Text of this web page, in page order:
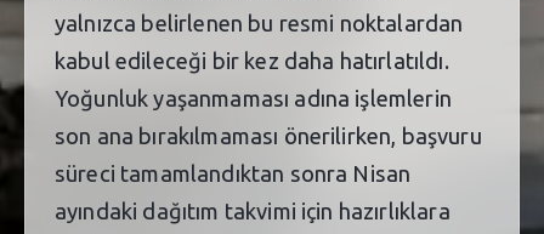
yalnızca belirlenen bu resmi noktalardan
kabul edileceği bir kez daha hatırlatıldı.
Yoğunluk yaşanmaması adına işlemlerin
son ana bırakılmaması önerilirken, başvuru
süreci tamamlandıktan sonra Nisan
ayındaki dağıtım takvimi için hazırlıklara